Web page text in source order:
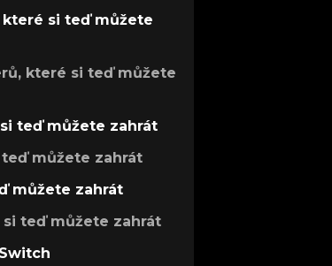
které si teď můžete
které si teď můžete
teď můžete zahrát
můžete zahrát
můžete zahrát
teď můžete zahrát